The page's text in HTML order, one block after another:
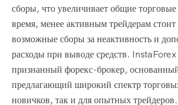
сборы, что увеличивает общие
время, менее активным трейдерам стоит
возможные сборы за неактивность и
расходы при выводе средств. InstaForex
признанный форекс-брокер,
предлагающий широкий спектр
новичков, так и для опытных трейдеров.